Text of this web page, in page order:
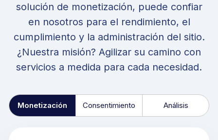
solución de monetización, puede confiar
en nosotros para el rendimiento, el
cumplimiento y la administración del sitio.
¿Nuestra misión? Agilizar su camino con
servicios a medida para cada necesidad.
Monetización Consentimiento Análisis